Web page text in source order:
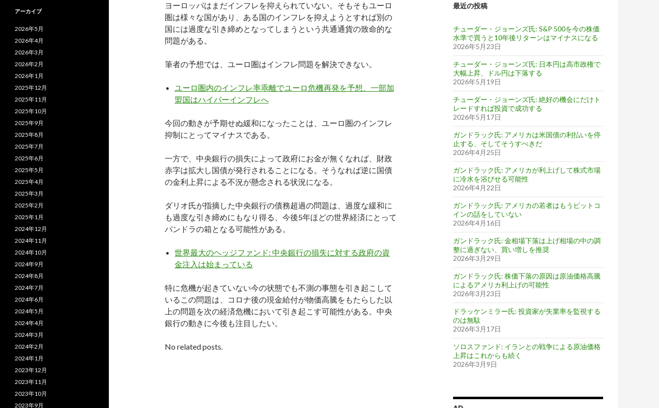
ヨーロッパはまだインフレを抑えられていない。そもそもユーロ
圏は様々な国があり、ある国のインフレを抑えようとすれば別の
国には過度な引き締めとなってしまうという共通通貨の致命的な
問題がある。
筆者の予想では、ユーロ圏はインフレ問題を解決できない。
ユーロ圏内のインフレ率乖離でユーロ危機再発を予想、一部加
盟国はハイパーインフレへ
今回の動きが予期せぬ緩和になったことは、ユーロ圏のインフレ
抑制にとってマイナスである。
一方で、中央銀行の損失によって政府にお金が無くなれば、財政
赤字は拡大し国債が発行されることになる。そうなれば逆に国債
の金利上昇による不況が懸念される状況になる。
ダリオ氏が指摘した中央銀行の債務超過の問題は、過度な緩和に
も過度な引き締めにもなり得る、今後5年ほどの世界経済にとって
パンドラの箱となる可能性がある。
世界最大のヘッジファンド: 中央銀行の損失に対する政府の資
金注入は始まっている
特に危機が起きていない今の状態でも不測の事態を引き起こして
いるこの問題は、コロナ後の現金給付が物価高騰をもたらした以
上の問題を次の経済危機において引き起こす可能性がある。中央
銀行の動きに今後も注目したい。
No related posts.
最近の投稿
チューダー・ジョーンズ氏: S&P 500を今の株価
水準で買うと10年後リターンはマイナスになる
2026年5月23日
チューダー・ジョーンズ氏: 日本円は高市政権で
大幅上昇、ドル円は下落する
2026年5月19日
チューダー・ジョーンズ氏: 絶好の機会にだけト
レードすれば投資で成功する
2026年5月17日
ガンドラック氏: アメリカは米国債の利払いを停
止する、そしてそうすべきだ
2026年4月25日
ガンドラック氏: アメリカが利上げして株式市場
に冷水を浴びせる可能性
2026年4月22日
ガンドラック氏: アメリカの若者はもうビットコ
インの話をしていない
2026年4月16日
ガンドラック氏: 金相場下落は上げ相場の中の調
整に過ぎない、買い増しを推奨
2026年3月29日
ガンドラック氏: 株価下落の原因は原油価格高騰
によるアメリカ利上げの可能性
2026年3月23日
ドラッケンミラー氏: 投資家が失業率を監視する
のは無駄
2026年3月17日
ソロスファンド: イランとの戦争による原油価格
上昇はこれからも続く
2026年3月9日
アーカイブ
2026年5月
2026年4月
2026年3月
2026年2月
2026年1月
2025年12月
2025年11月
2025年10月
2025年9月
2025年8月
2025年7月
2025年6月
2025年5月
2025年4月
2025年3月
2025年2月
2025年1月
2024年12月
2024年11月
2024年10月
2024年9月
2024年8月
2024年7月
2024年6月
2024年5月
2024年4月
2024年3月
2024年2月
2024年1月
2023年12月
2023年11月
2023年10月
2023年9月